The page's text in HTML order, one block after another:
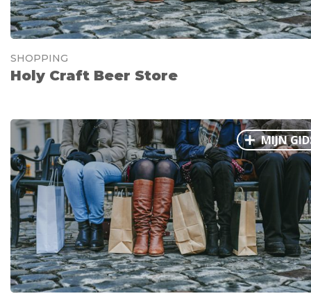
SHOPPING
Holy Craft Beer Store
MIJN